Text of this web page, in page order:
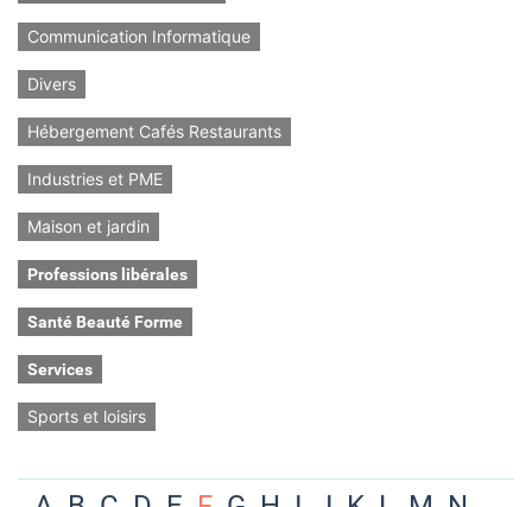
Communication Informatique
Divers
Hébergement Cafés Restaurants
Industries et PME
Maison et jardin
Professions libérales
Santé Beauté Forme
Services
Sports et loisirs